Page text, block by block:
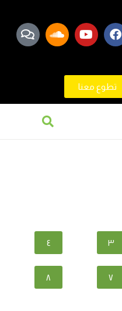
تطوع معنا
٣ ٤
٧ ٨